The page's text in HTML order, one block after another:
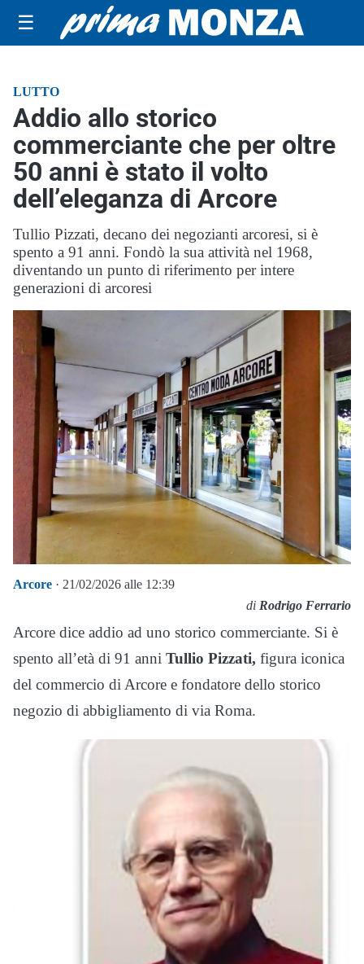
☰
LUTTO
Addio allo storico
commerciante che per oltre
50 anni è stato il volto
dell’eleganza di Arcore
Tullio Pizzati, decano dei negozianti arcoresi, si è
spento a 91 anni. Fondò la sua attività nel 1968,
diventando un punto di riferimento per intere
generazioni di arcoresi
Arcore · 21/02/2026 alle 12:39
di Rodrigo Ferrario
Arcore dice addio ad uno storico commerciante. Si è
spento all’età di 91 anni Tullio Pizzati, figura iconica
del commercio di Arcore e fondatore dello storico
negozio di abbigliamento di via Roma.